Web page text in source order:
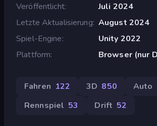
Veröffentlicht
Juli 2024
Letzte Aktualisierung August 2024
Spiel-Engine
Unity 2022
Plattform
Browser (nur
Fahren 122 3D 850 Auto
Rennspiel 53 Drift 52